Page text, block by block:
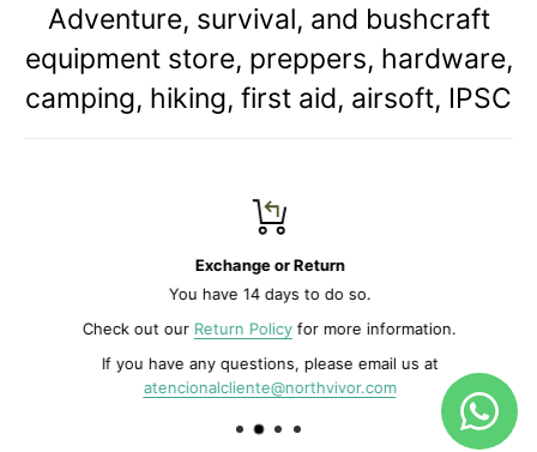
Adventure, survival, and bushcraft
equipment store, preppers, hardware,
camping, hiking, first aid, airsoft, IPSC
Exchange or Return
You have 14 days to do so.
Check out our Return Policyfor more information.
If you have any questions, please email us at
atencionalcliente@northvivor.com